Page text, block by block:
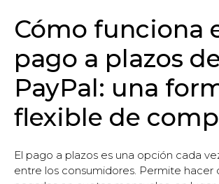
Cómo funciona
pago a plazos
PayPal: una
flexible de
El pago a plazos es una opción cada
entre los consumidores. Permite hacer